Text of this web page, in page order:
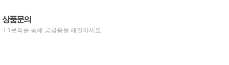
상품문의
1:1문의를 통해 궁금증을 해결하세요.